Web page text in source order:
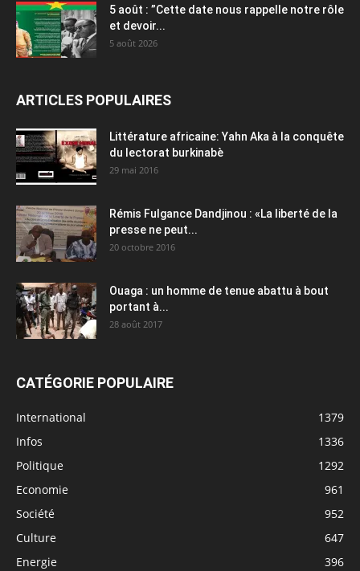
5 août : ”Cette date nous rappelle notre rôle
et devoir...
5 août 2026
ARTICLES POPULAIRES
Littérature africaine: Yahn Aka à la conquête
du lectorat burkinabè
29 mai 2016
Rémis Fulgance Dandjinou : «La liberté de la
presse ne peut...
20 octobre 2016
Ouaga : un homme de tenue abattu à bout
portant à...
28 août 2017
CATÉGORIE POPULAIRE
International
1379
Infos
1336
Politique
1292
Economie
961
Société
952
Culture
647
Energie
396